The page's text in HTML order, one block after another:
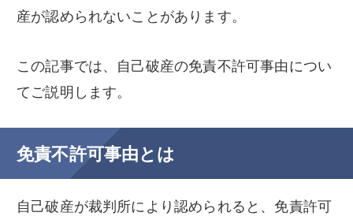
産が認められないことがあります。
この記事では、自己破産の免責不許可事由につい
てご説明します。
免責不許可事由とは
自己破産が裁判所により認められると、免責許可